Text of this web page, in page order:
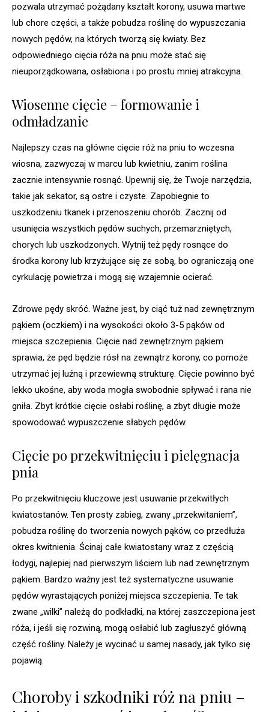
pozwala utrzymać pożądany kształt korony, usuwa martwe
lub chore części, a także pobudza roślinę do wypuszczania
nowych pędów, na których tworzą się kwiaty. Bez
odpowiedniego cięcia róża na pniu może stać się
nieuporządkowana, osłabiona i po prostu mniej atrakcyjna.
Wiosenne cięcie – formowanie i
odmładzanie
Najlepszy czas na główne cięcie róż na pniu to wczesna
wiosna, zazwyczaj w marcu lub kwietniu, zanim roślina
zacznie intensywnie rosnąć. Upewnij się, że Twoje narzędzia,
takie jak sekator, są ostre i czyste. Zapobiegnie to
uszkodzeniu tkanek i przenoszeniu chorób. Zacznij od
usunięcia wszystkich pędów suchych, przemarzniętych,
chorych lub uszkodzonych. Wytnij też pędy rosnące do
środka korony lub krzyżujące się ze sobą, bo ograniczają one
cyrkulację powietrza i mogą się wzajemnie ocierać.
Zdrowe pędy skróć. Ważne jest, by ciąć tuż nad zewnętrznym
pąkiem (oczkiem) i na wysokości około 3-5 pąków od
miejsca szczepienia. Cięcie nad zewnętrznym pąkiem
sprawia, że pęd będzie rósł na zewnątrz korony, co pomoże
utrzymać jej luźną i przewiewną strukturę. Cięcie powinno być
lekko ukośne, aby woda mogła swobodnie spływać i rana nie
gniła. Zbyt krótkie cięcie osłabi roślinę, a zbyt długie może
spowodować wypuszczenie słabych pędów.
Cięcie po przekwitnięciu i pielęgnacja
pnia
Po przekwitnięciu kluczowe jest usuwanie przekwitłych
kwiatostanów. Ten prosty zabieg, zwany „przekwitaniem”,
pobudza roślinę do tworzenia nowych pąków, co przedłuża
okres kwitnienia. Ścinaj całe kwiatostany wraz z częścią
łodygi, najlepiej nad pierwszym liściem lub nad zewnętrznym
pąkiem. Bardzo ważny jest też systematyczne usuwanie
pędów wyrastających poniżej miejsca szczepienia. Te tak
zwane „wilki” należą do podkładki, na której zaszczepiona jest
róża, i jeśli się rozwiną, mogą osłabić lub zagłuszyć główną
część rośliny. Należy je wycinać u samej nasady, jak tylko się
pojawią.
Choroby i szkodniki róż na pniu –